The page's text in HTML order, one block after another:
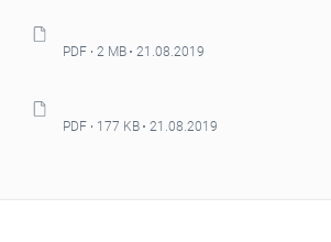
PDF 2 MB 21.08.2019
PDF 177 KB 21.08.2019